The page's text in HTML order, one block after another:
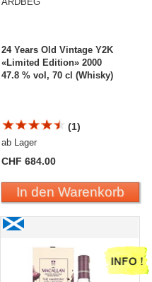
24 Years Old Vintage Y2K
«Limited Edition» 2000
47.8 % vol, 70 cl (Whisky)
(1)
ab Lager
CHF 684.00
In den Warenkorb